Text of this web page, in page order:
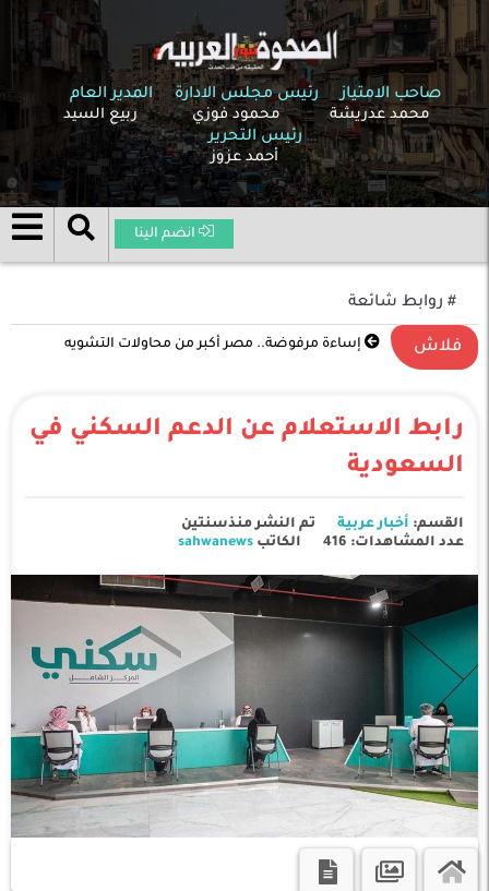
صاحب الامتياز
محمد عدريشة
رئيس مجلس الادارة
محمود فوزي
المدير العام
ربيع السيد
رئيس التحرير
أحمد عزوز
انضم الينا
# روابط شائعة
فلاش
تصعيد غير مسبوق في الشرق الأوسط .. الحرب بين
رابط الاستعلام عن الدعم السكني في
السعودية
القسم: أخبار عربية
تم النشر منذسنتين
عدد المشاهدات: 416
الكاتب sahwanews